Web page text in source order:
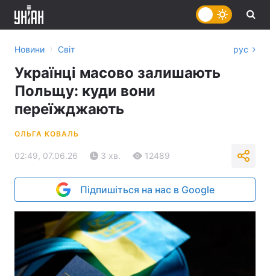
Новини › Світ рус
Українці масово залишають
Польщу: куди вони
переїжджають
ОЛЬГА КОВАЛЬ
02:49, 07.06.26 3 хв. 12489
Підпишіться на нас в Google